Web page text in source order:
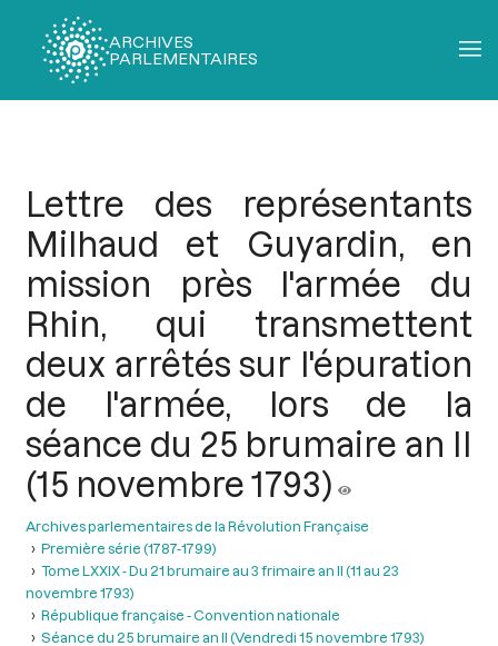
ARCHIVES
PARLEMENTAIRES
Lettre des représentants
Milhaud et Guyardin, en
mission près l'armée du
Rhin, qui transmettent
deux arrêtés sur l'épuration
de l'armée, lors de la
séance du 25 brumaire an II
(15 novembre 1793)
Archives parlementaires de la Révolution Française
Première série (1787-1799)
Tome LXXIX - Du 21 brumaire au 3 frimaire an II (11 au 23
novembre 1793)
République française - Convention nationale
Séance du 25 brumaire an II (Vendredi 15 novembre 1793)